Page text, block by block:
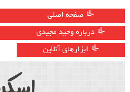
صفحه اصلی
درباره وحید مجیدی
ابزارهای آنلاین